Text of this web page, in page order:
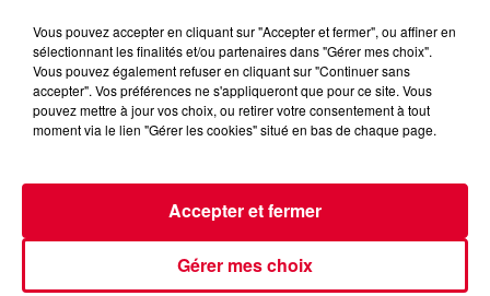
Platines
L'Hacienda de Manchester fête son anniversaire !
Vous pouvez accepter en cliquant sur "Accepter et fermer", ou affiner en
sélectionnant les finalités et/ou partenaires dans "Gérer mes choix".
Vous pouvez également refuser en cliquant sur "Continuer sans
accepter". Vos préférences ne s'appliqueront que pour ce site. Vous
pouvez mettre à jour vos choix, ou retirer votre consentement à tout
moment via le lien "Gérer les cookies" situé en bas de chaque page.
Gérer mes choix
Accepter et fermer